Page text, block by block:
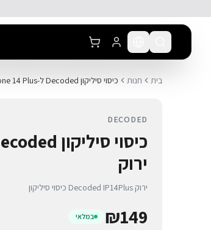
בית חנות כיסוי סיליקון Decoded ל-iPhone 14 Plus - ירוק
DECODED
ירוק
כיסוי סיליקון Decoded IP14Plus ירוק
₪149 במלאי